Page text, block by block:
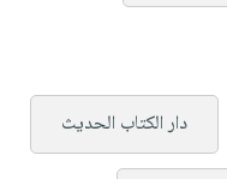
دار الكتاب الحديث